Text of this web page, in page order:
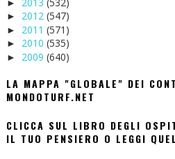
►
► 2012 (547)
► 2011 (571)
► 2010 (535)
► 2009 (640)
LA MAPPA "GLOBALE" DEI
MONDOTURF.NET
CLICCA SUL LIBRO DEGLI
IL TUO PENSIERO O LEGGI